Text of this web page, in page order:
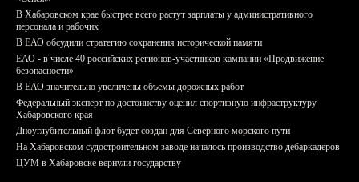
В Хабаровском крае быстрее всего растут зарплаты у административного
персонала и рабочих
В ЕАО обсудили стратегию сохранения исторической памяти
ЕАО - в числе 40 российских регионов-участников кампании «Продвижение
безопасности»
В ЕАО значительно увеличены объемы дорожных работ
Федеральный эксперт по достоинству оценил спортивную инфраструктуру
Хабаровского края
Дноуглубительный флот будет создан для Северного морского пути
На Хабаровском судостроительном заводе началось производство дебаркадеров
ЦУМ в Хабаровске вернули государству